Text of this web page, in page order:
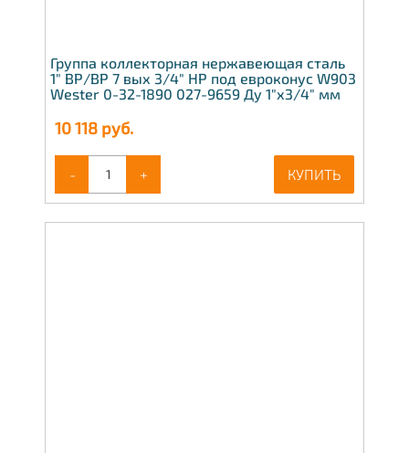
Группа коллекторная нержавеющая сталь
1" ВР/ВР 7 вых 3/4" НР под евроконус W903
Wester 0-32-1890 027-9659 Ду 1"х3/4" мм
10 118 руб.
- + КУПИТЬ